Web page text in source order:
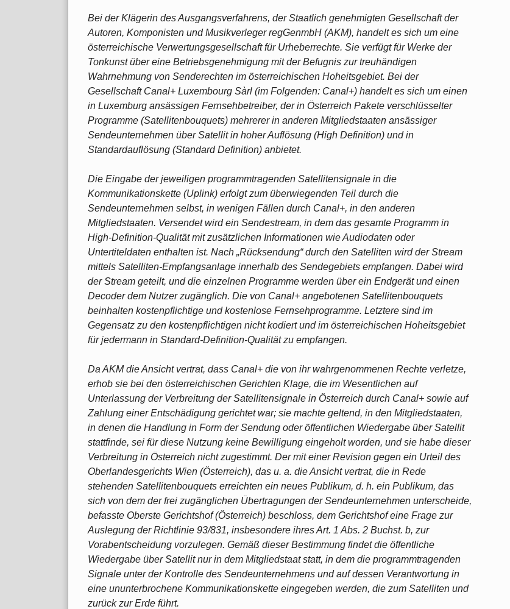
Bei der Klägerin des Ausgangsverfahrens, der Staatlich genehmigten Gesellschaft der
Autoren, Komponisten und Musikverleger regGenmbH (AKM), handelt es sich um eine
österreichische Verwertungsgesellschaft für Urheberrechte. Sie verfügt für Werke der
Tonkunst über eine Betriebsgenehmigung mit der Befugnis zur treuhändigen
Wahrnehmung von Senderechten im österreichischen Hoheitsgebiet. Bei der
Gesellschaft Canal+ Luxembourg Sàrl (im Folgenden: Canal+) handelt es sich um einen
in Luxemburg ansässigen Fernsehbetreiber, der in Österreich Pakete verschlüsselter
Programme (Satellitenbouquets) mehrerer in anderen Mitgliedstaaten ansässiger
Sendeunternehmen über Satellit in hoher Auflösung (High Definition) und in
Standardauflösung (Standard Definition) anbietet.
Die Eingabe der jeweiligen programmtragenden Satellitensignale in die
Kommunikationskette (Uplink) erfolgt zum überwiegenden Teil durch die
Sendeunternehmen selbst, in wenigen Fällen durch Canal+, in den anderen
Mitgliedstaaten. Versendet wird ein Sendestream, in dem das gesamte Programm in
High-Definition-Qualität mit zusätzlichen Informationen wie Audiodaten oder
Untertiteldaten enthalten ist. Nach „Rücksendung“ durch den Satelliten wird der Stream
mittels Satelliten-Empfangsanlage innerhalb des Sendegebiets empfangen. Dabei wird
der Stream geteilt, und die einzelnen Programme werden über ein Endgerät und einen
Decoder dem Nutzer zugänglich. Die von Canal+ angebotenen Satellitenbouquets
beinhalten kostenpflichtige und kostenlose Fernsehprogramme. Letztere sind im
Gegensatz zu den kostenpflichtigen nicht kodiert und im österreichischen Hoheitsgebiet
für jedermann in Standard-Definition-Qualität zu empfangen.
Da AKM die Ansicht vertrat, dass Canal+ die von ihr wahrgenommenen Rechte verletze,
erhob sie bei den österreichischen Gerichten Klage, die im Wesentlichen auf
Unterlassung der Verbreitung der Satellitensignale in Österreich durch Canal+ sowie auf
Zahlung einer Entschädigung gerichtet war; sie machte geltend, in den Mitgliedstaaten,
in denen die Handlung in Form der Sendung oder öffentlichen Wiedergabe über Satellit
stattfinde, sei für diese Nutzung keine Bewilligung eingeholt worden, und sie habe dieser
Verbreitung in Österreich nicht zugestimmt. Der mit einer Revision gegen ein Urteil des
Oberlandesgerichts Wien (Österreich), das u. a. die Ansicht vertrat, die in Rede
stehenden Satellitenbouquets erreichten ein neues Publikum, d. h. ein Publikum, das
sich von dem der frei zugänglichen Übertragungen der Sendeunternehmen unterscheide,
befasste Oberste Gerichtshof (Österreich) beschloss, dem Gerichtshof eine Frage zur
Auslegung der Richtlinie 93/831, insbesondere ihres Art. 1 Abs. 2 Buchst. b, zur
Vorabentscheidung vorzulegen. Gemäß dieser Bestimmung findet die öffentliche
Wiedergabe über Satellit nur in dem Mitgliedstaat statt, in dem die programmtragenden
Signale unter der Kontrolle des Sendeunternehmens und auf dessen Verantwortung in
eine ununterbrochene Kommunikationskette eingegeben werden, die zum Satelliten und
zurück zur Erde führt.